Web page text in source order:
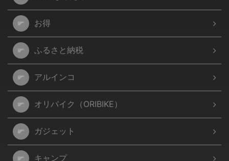
お得
ふるさと納税
アルインコ
オリバイク（ORIBIKE）
ガジェット
キャンプ